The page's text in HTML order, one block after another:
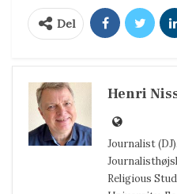
Del
Henri
Journalist
Religious